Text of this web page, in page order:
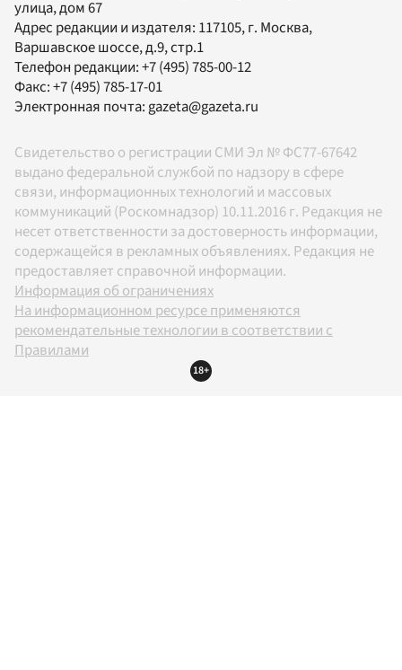
улица, дом 67
Адрес редакции и издателя: 117105, г. Москва,
Варшавское шоссе, д.9, стр.1
Телефон редакции:+7 (495) 785-00-12
Факс:+7 (495) 785-17-01
Электронная почта:gazeta@gazeta.ru
Свидетельство о регистрации СМИ Эл № ФС77-67642
выдано федеральной службой по надзору в сфере
связи, информационных технологий и массовых
коммуникаций (Роскомнадзор) 10.11.2016 г. Редакция не
несет ответственности за достоверность информации,
содержащейся в рекламных объявлениях. Редакция не
предоставляет справочной информации.
Информация об ограничениях
На информационном ресурсе применяются
рекомендательные технологии в соответствии с
Правилами
18+